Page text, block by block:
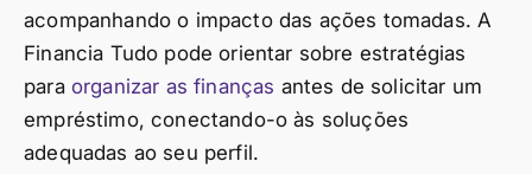
acompanhando o impacto das ações tomadas. A
Financia Tudo pode orientar sobre estratégias
para organizar as finanças antes de solicitar um
empréstimo, conectando-o às soluções
adequadas ao seu perfil.